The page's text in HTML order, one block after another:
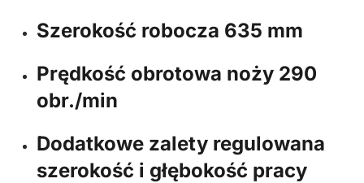
Szerokość robocza 635 mm
Prędkość obrotowa noży 290
obr./min
Dodatkowe zalety regulowana
szerokość i głębokość pracy